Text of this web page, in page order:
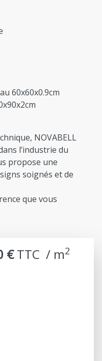
60x60x0.9cm
NOVABELL
l’industrie du
propose une
soignés et de
que vous
€TTC  / m2